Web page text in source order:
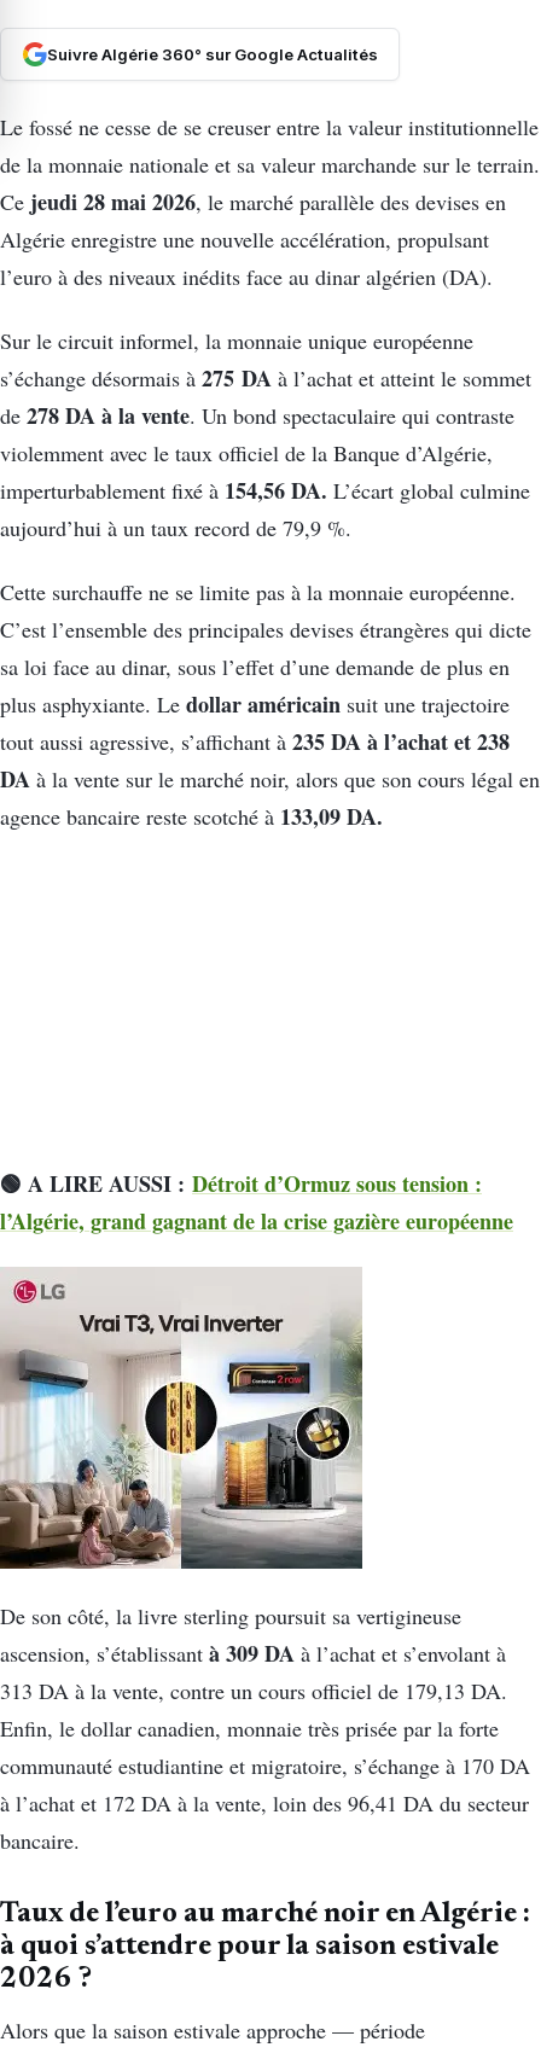
Suivre Algérie 360° sur Google Actualités
Le fossé ne cesse de se creuser entre la valeur institutionnelle
de la monnaie nationale et sa valeur marchande sur le terrain.
Ce jeudi 28 mai 2026, le marché parallèle des devises en
Algérie enregistre une nouvelle accélération, propulsant
l’euro à des niveaux inédits face au dinar algérien (DA).
Sur le circuit informel, la monnaie unique européenne
s’échange désormais à 275 DA à l’achat et atteint le sommet
de 278 DA à la vente. Un bond spectaculaire qui contraste
violemment avec le taux officiel de la Banque d’Algérie,
imperturbablement fixé à 154,56 DA. L’écart global culmine
aujourd’hui à un taux record de 79,9 %.
Cette surchauffe ne se limite pas à la monnaie européenne.
C’est l’ensemble des principales devises étrangères qui dicte
sa loi face au dinar, sous l’effet d’une demande de plus en
plus asphyxiante. Le dollar américain suit une trajectoire
tout aussi agressive, s’affichant à 235 DA à l’achat et 238
DA à la vente sur le marché noir, alors que son cours légal en
agence bancaire reste scotché à 133,09 DA.
🟢 A LIRE AUSSI : Détroit d’Ormuz sous tension :
l’Algérie, grand gagnant de la crise gazière européenne
De son côté, la livre sterling poursuit sa vertigineuse
ascension, s’établissant à 309 DA à l’achat et s’envolant à
313 DA à la vente, contre un cours officiel de 179,13 DA.
Enfin, le dollar canadien, monnaie très prisée par la forte
communauté estudiantine et migratoire, s’échange à 170 DA
à l’achat et 172 DA à la vente, loin des 96,41 DA du secteur
bancaire.
Taux de l’euro au marché noir en Algérie :
à quoi s’attendre pour la saison estivale
2026 ?
Alors que la saison estivale approche — période